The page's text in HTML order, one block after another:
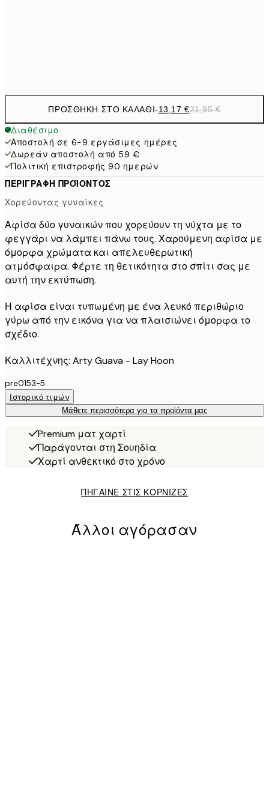
ΠΡΟΣΘΉΚΗ ΣΤΟ ΚΑΛΆΘΙ-13,17 €21,95 €
Διαθέσιμο
Αποστολή σε 6-9 εργάσιμες ημέρες
Δωρεάν αποστολή από 59 €
Πολιτική επιστροφής 90 ημερών
ΠΕΡΙΓΡΑΦΉ ΠΡΟΪΌΝΤΟΣ
Χορεύοντας γυναίκες
Αφίσα δύο γυναικών που χορεύουν τη νύχτα με το
φεγγάρι να λάμπει πάνω τους. Χαρούμενη αφίσα με
όμορφα χρώματα και απελευθερωτική
ατμόσφαιρα. Φέρτε τη θετικότητα στο σπίτι σας με
αυτή την εκτύπωση.
Η αφίσα είναι τυπωμένη με ένα λευκό περιθώριο
γύρω από την εικόνα για να πλαισιώνει όμορφα το
σχέδιο.
Καλλιτέχνης: Arty Guava - Lay Hoon
pre0153-5
Ιστορικό τιμών
Μάθετε περισσότερα για τα προϊόντα μας
Premium ματ χαρτί
Παράγονται στη Σουηδία
Χαρτί ανθεκτικό στο χρόνο
ΠΗΓΑΙΝΕ ΣΤΙΣ ΚΟΡΝΙΖΕΣ
Άλλοι αγόρασαν